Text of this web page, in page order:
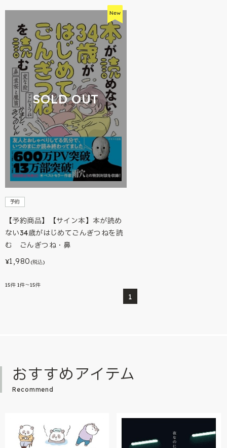
SOLD OUT
予約
【予約商品】【サイン本】本が読め
ない34歳がはじめてごんぎつねを読
む ごんぎつね・鼻
¥1,980 (税込)
15件 1件～15件
1
おすすめアイテム
Recommend